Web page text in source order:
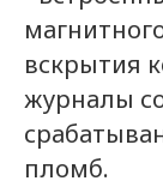
вскрытия
журналы
пломб.